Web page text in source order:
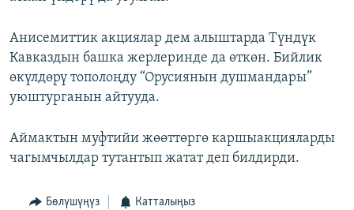
Анисемиттик акциялар дем алыштарда Түндүк
Кавказдын башка жерлеринде да өткөн. Бийлик
өкүлдөрү тополоңду “Орусиянын душмандары”
уюштурганын айтууда.
Аймактын муфтийи жөөттөргө каршыакцияларды
чагымчылдар тутантып жатат деп билдирди.
Бөлүшүңүз Катталыңыз